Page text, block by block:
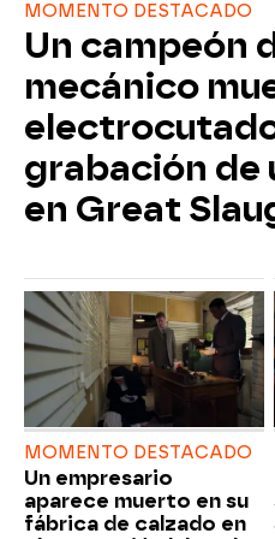
MOMENTO DESTACADO
Un campeón
mecánico
grabación de
en Great
MOMENTO DESTACADO
Un empresario
aparece muerto en su
fábrica de calzado en